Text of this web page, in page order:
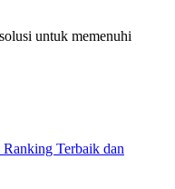
untuk memenuhi